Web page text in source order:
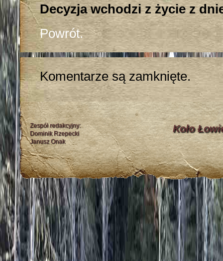
Decyzja wchodzi z życie z
Powrót.
Komentarze są zamknięte.
Zespół redakcyjny:
Dominik Rzepecki
Janusz Onak
Koło